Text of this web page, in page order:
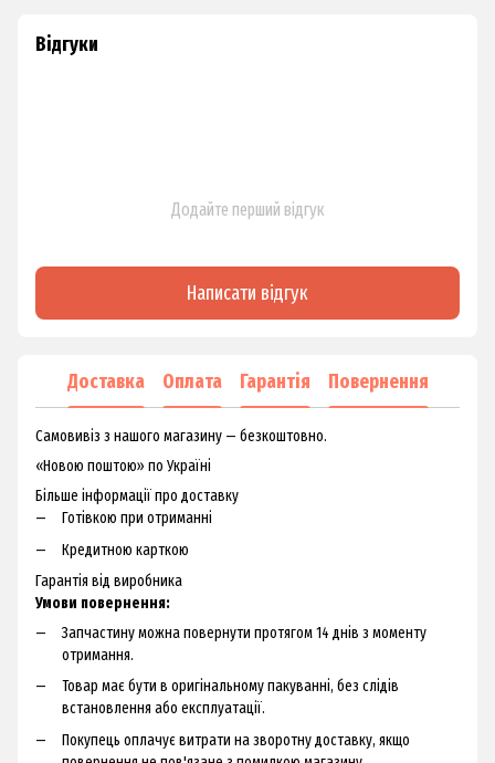
Відгуки
Додайте перший відгук
Написати відгук
Доставка Оплата Гарантія Повернення
Самовивіз з нашого магазину — безкоштовно.
«Новою поштою» по Україні
Більше інформації про доставку
Готівкою при отриманні
Кредитною карткою
Гарантія від виробника
Умови повернення:
Запчастину можна повернути протягом 14 днів з моменту
отримання.
Товар має бути в оригінальному пакуванні, без слідів
встановлення або експлуатації.
Покупець оплачує витрати на зворотну доставку, якщо